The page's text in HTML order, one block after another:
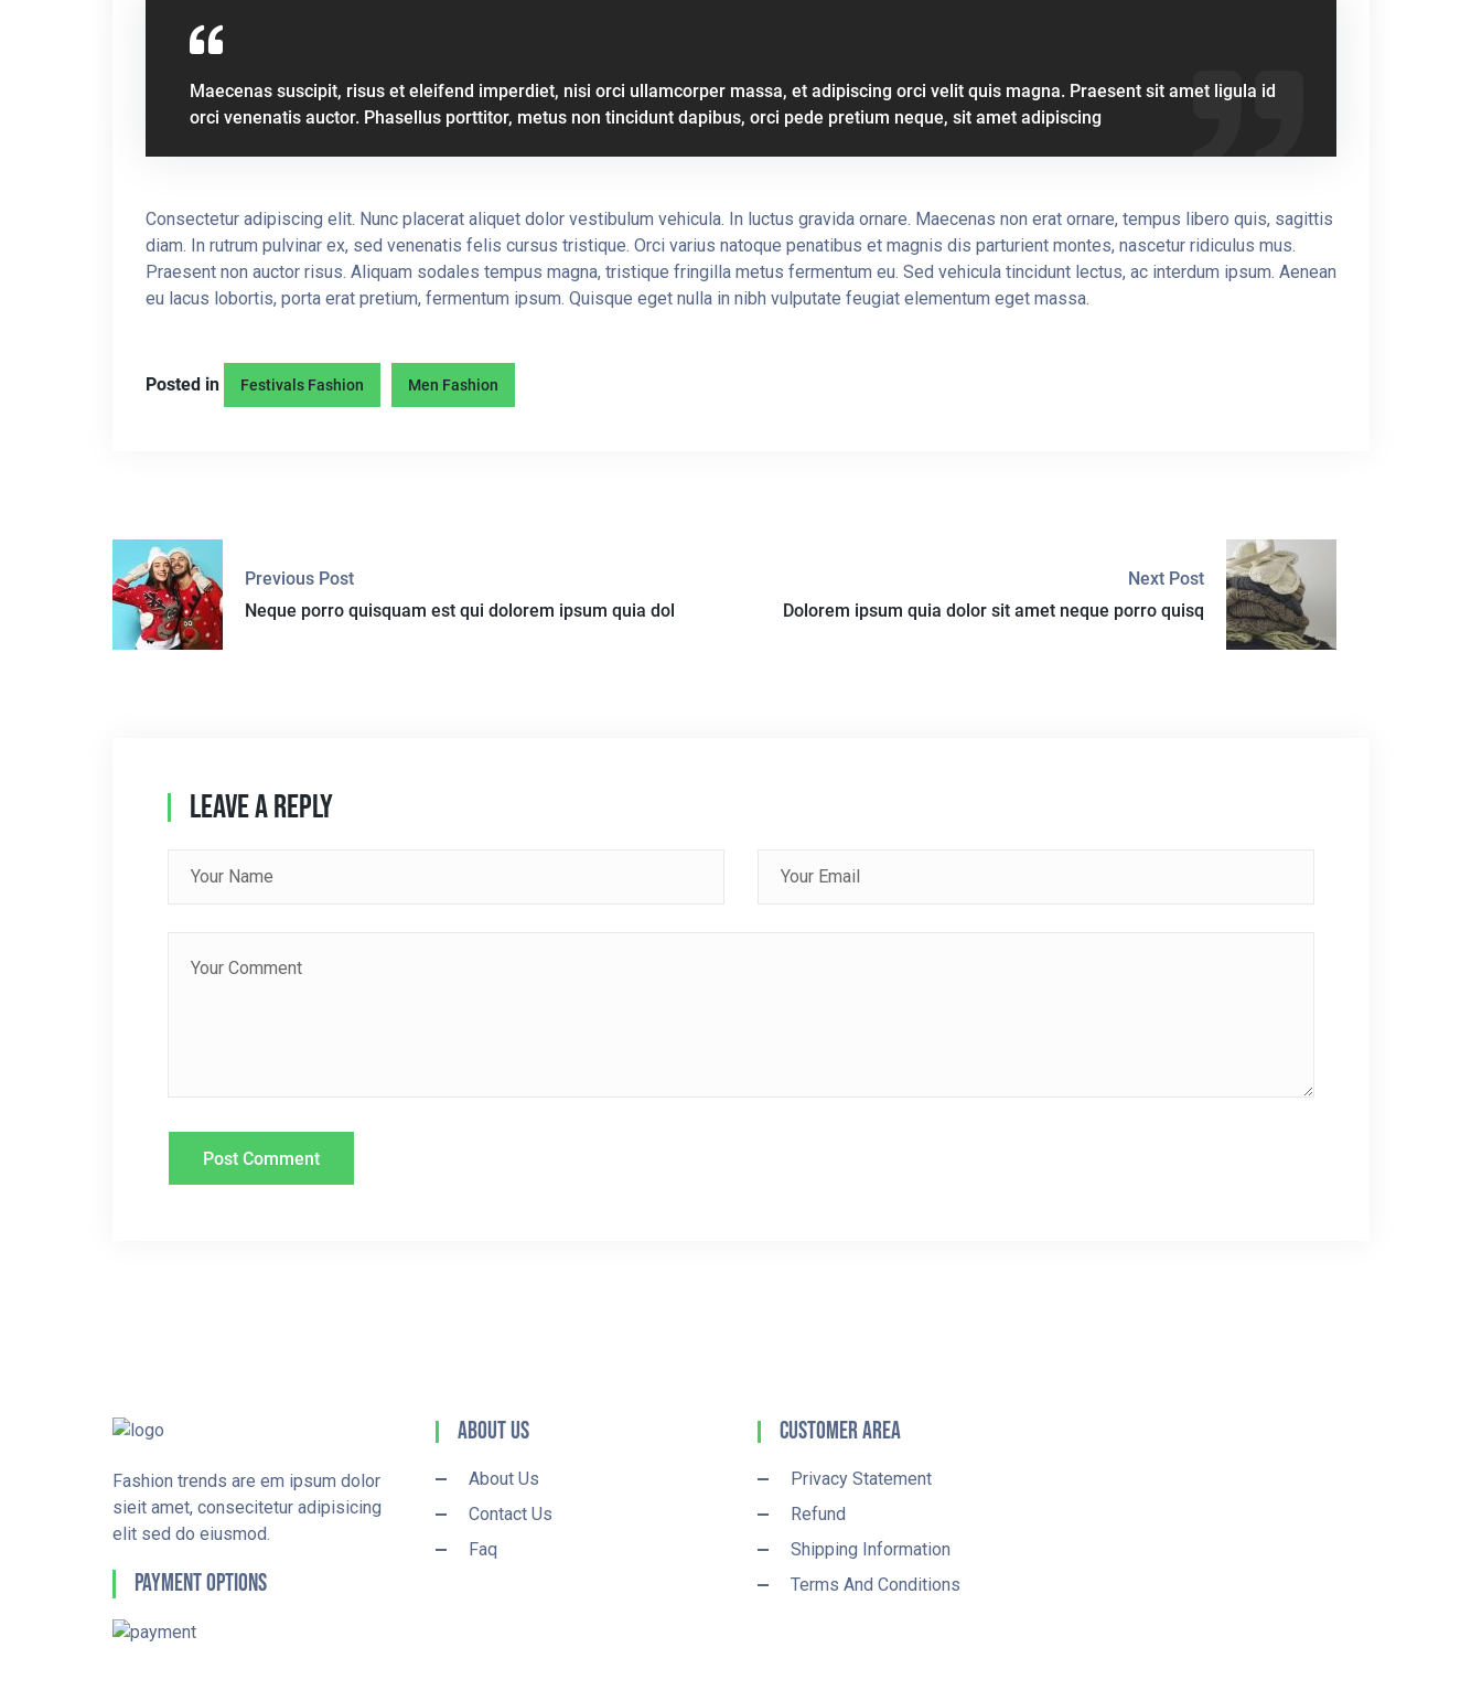
Maecenas suscipit, risus et eleifend imperdiet, nisi orci ullamcorper massa, et adipiscing orci velit quis magna. Praesent sit amet ligula id
orci venenatis auctor. Phasellus porttitor, metus non tincidunt dapibus, orci pede pretium neque, sit amet adipiscing
Consectetur adipiscing elit. Nunc placerat aliquet dolor vestibulum vehicula. In luctus gravida ornare. Maecenas non erat ornare, tempus libero quis, sagittis
diam. In rutrum pulvinar ex, sed venenatis felis cursus tristique. Orci varius natoque penatibus et magnis dis parturient montes, nascetur ridiculus mus.
Praesent non auctor risus. Aliquam sodales tempus magna, tristique fringilla metus fermentum eu. Sed vehicula tincidunt lectus, ac interdum ipsum. Aenean
eu lacus lobortis, porta erat pretium, fermentum ipsum. Quisque eget nulla in nibh vulputate feugiat elementum eget massa.
Posted in Festivals Fashion Men Fashion
Previous Post
Neque porro quisquam est qui dolorem ipsum quia dol
Next Post
Dolorem ipsum quia dolor sit amet neque porro quisq
Leave A Reply
Fashion trends are em ipsum dolor
sieit amet, consecitetur adipisicing
elit sed do eiusmod.
Payment Options
About Us
About Us
Contact Us
Faq
Customer Area
Privacy Statement
Refund
Shipping Information
Terms And Conditions